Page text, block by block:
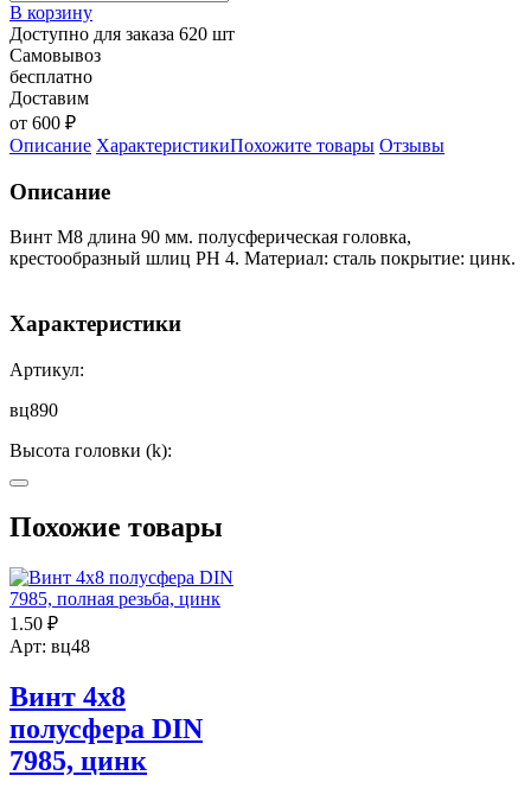
В корзину
Доступно для заказа 620 шт
Самовывоз
бесплатно
Доставим
от 600 ₽
Описание ХарактеристикиПохожите товары Отзывы
Описание
Винт М8 длина 90 мм. полусферическая головка,
крестообразный шлиц PH 4. Материал: сталь покрытие: цинк.
Характеристики
Артикул:
вц890
Высота головки (k):
6
Диаметр головки (D) (Dk) (D2):
16
Диаметр резьбы (D):
8
Длина (L):?
90
Размер под ключ (S):
Похожие товары
1.50 ₽
Арт: вц48
Винт 4х8
полусфера DIN
7985, цинк